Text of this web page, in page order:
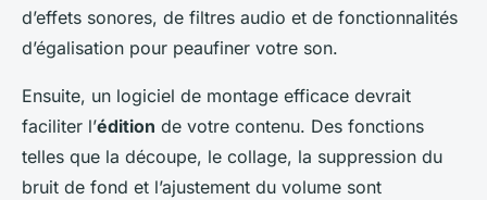
d’effets sonores, de filtres audio et de fonctionnalités
d’égalisation pour peaufiner votre son.
Ensuite, un logiciel de montage efficace devrait
faciliter l’édition de votre contenu. Des fonctions
telles que la découpe, le collage, la suppression du
bruit de fond et l’ajustement du volume sont